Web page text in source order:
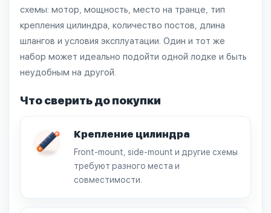
схемы: мотор, мощность, место на транце, тип
крепления цилиндра, количество постов, длина
шлангов и условия эксплуатации. Один и тот же
набор может идеально подойти одной лодке и быть
неудобным на другой.
Что сверить до покупки
Крепление цилиндра
Front-mount, side-mount и другие схемы
требуют разного места и
совместимости.